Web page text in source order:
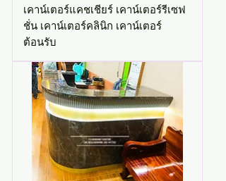
เคาน์เตอร์แคชเชียร์ เคาน์เตอร์รีเซฟ
ชั่น เคาน์เตอร์คลินิก เคาน์เตอร์
ต้อนรับ